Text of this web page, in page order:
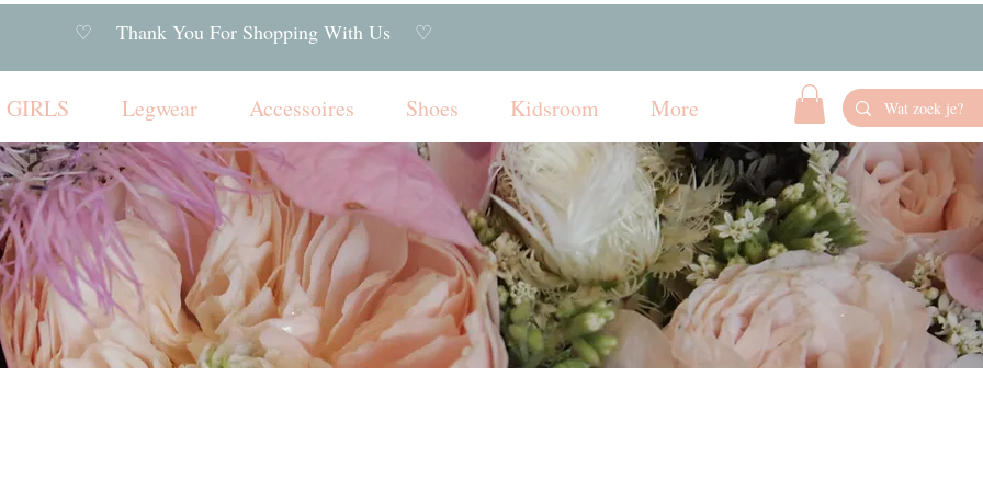
♡ Thank You For Shopping With Us ♡
GIRLS Legwear Accessoires Shoes Kidsroom More